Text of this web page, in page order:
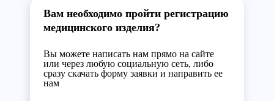
Вам необходимо пройти регистрацию
медицинского изделия?
Вы можете написать нам прямо на сайте
или через любую социальную сеть, либо
сразу скачать форму заявки и направить ее
нам